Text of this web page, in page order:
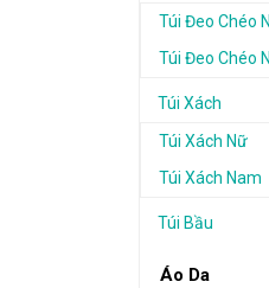
Túi Đeo Chéo
Túi Đeo Chéo
Túi Xách
Túi Xách Nữ
Túi Xách Nam
Túi Bầu
Áo Da